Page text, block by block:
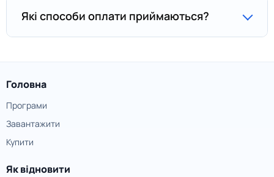
Які способи оплати приймаються?
Головна
Програми
Завантажити
Купити
Як відновити